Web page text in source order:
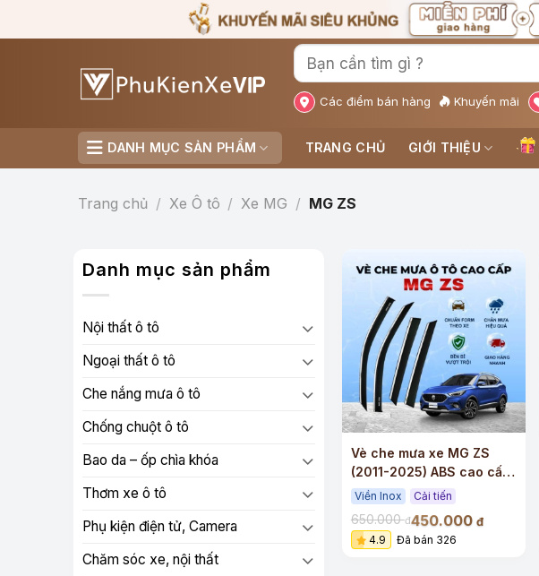
qua
Các điểm bán hàng Khuyến mãi
DANH MỤC SẢN PHẨM TRANG CHỦ GIỚI THIỆU
Trang chủ / Xe Ô tô / Xe MG / MG ZS
Danh mục sản phẩm
Nội thất ô tô
Ngoại thất ô tô
Che nắng mưa ô tô
Chống chuột ô tô
Bao da – ốp chìa khóa
Thơm xe ô tô
Phụ kiện điện tử, Camera
Chăm sóc xe, nội thất
Vè che mưa xe MG ZS
(2011-2025) ABS cao cấp
viền Inox
Viền Inox Cải tiến
650.000đ450.000 đ
4.9
Đã bán 326